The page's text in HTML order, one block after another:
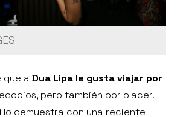
que aDua Lipa le gusta viajar por
pero también por placer.
lo demuestra con una reciente